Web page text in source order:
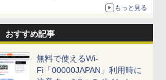
もっと見る
おすすめ記事
無料で使えるWi-
Fi「00000JAPAN」利用時に